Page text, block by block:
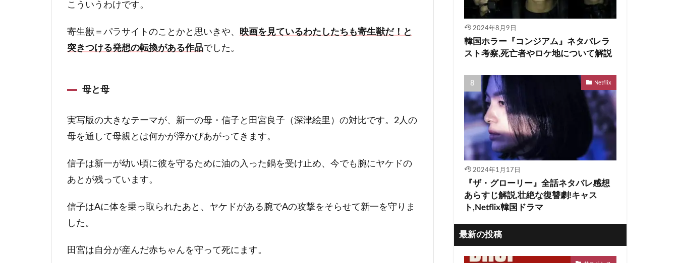
こういうわけです。
寄生獣＝パラサイトのことかと思いきや、
映画を見ているわたしたちも寄生獣だ！と
突きつける発想の転換がある作品でした。
母と母
実写版の大きなテーマが、新一の母・信子と田宮良子（深津絵里）の対比です。2人の
母を通して母親とは何かが浮かびあがってきます。
信子は新一が幼い頃に彼を守るために油の入った鍋を受け止め、今でも腕にヤケドの
あとが残っています。
信子はAに体を乗っ取られたあと、ヤケドがある腕でAの攻撃をそらせて新一を守りま
した。
田宮は自分が産んだ赤ちゃんを守って死にます。
2024年8月9日
韓国ホラー『コンジアム』ネタバレラ
スト考察,死亡者やロケ地について解説
Netflix
2024年1月17日
『ザ・グローリー』全話ネタバレ感想
あらすじ解説,壮絶な復讐劇!キャス
ト,Netflix韓国ドラマ
最新の投稿